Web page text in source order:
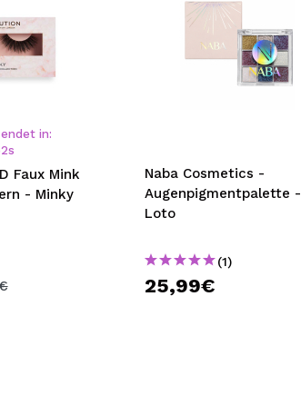
in:
s
Faux Mink
- Minky
Naba Cosmetics -
Augenpigmentpalette -
Loto
(1)
25,99€